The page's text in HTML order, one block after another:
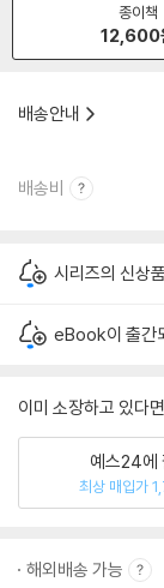
종이책
12,600
배송안내
배송비
시리즈의 신상
eBook이 출간
이미 소장하고 있다
예스24에
최상 매입가
해외배송 가능